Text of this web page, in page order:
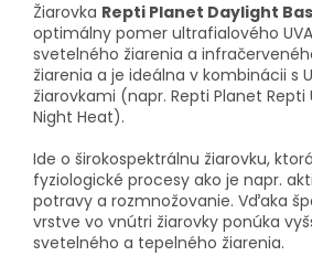
Žiarovka Repti Planet Daylight
optimálny pomer ultrafialového
svetelného žiarenia a
žiarenia a je ideálna v kombinácii s
žiarovkami (napr. Repti Planet Repti
Night Heat).
Ide o širokospektrálnu žiarovku,
fyziologické procesy ako je napr.
potravy a rozmnožovanie. Vďaka
vrstve vo vnútri žiarovky ponúka
svetelného a tepelného žiarenia.